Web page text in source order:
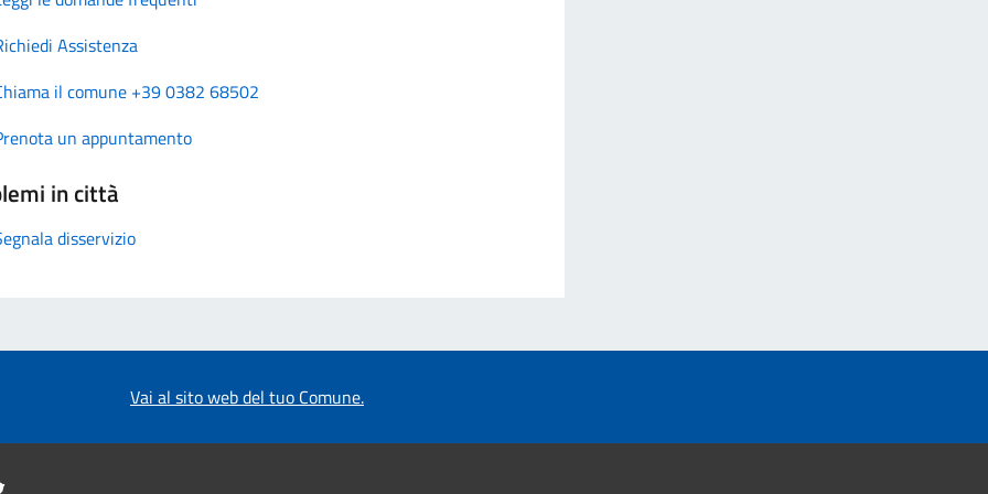
Assistenza
il comune +39 0382 68502
un appuntamento
in città
disservizio
Vai al sito web del tuo Comune.